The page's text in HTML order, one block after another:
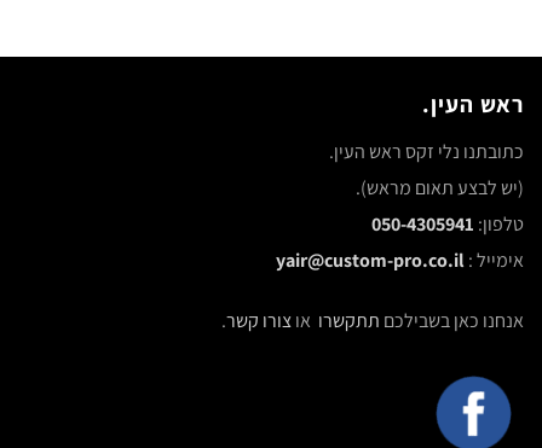
ראש העין.
כתובתנו נלי זקס ראש העין.
(יש לבצע תאום מראש).
טלפון: 050-4305941
אימייל :yair@custom-pro.co.il
אנחנו כאן בשבילכם תתקשרו אוצורו קשר.